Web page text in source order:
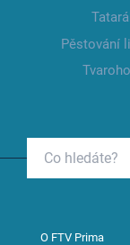
Pěstování
O FTV Prima